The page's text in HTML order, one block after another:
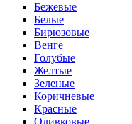
Бежевые
Белые
Бирюзовые
Венге
Голубые
Желтые
Зеленые
Коричневые
Красные
Оливковые